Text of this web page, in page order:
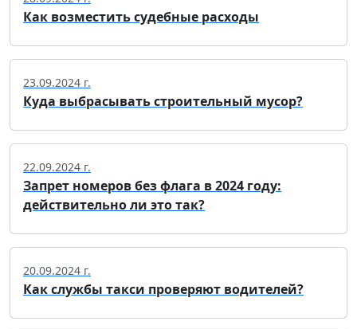
Как возместить судебные расходы
23.09.2024 г.
Куда выбрасывать строительный мусор?
22.09.2024 г.
Запрет номеров без флага в 2024 году:
действительно ли это так?
20.09.2024 г.
Как службы такси проверяют водителей?